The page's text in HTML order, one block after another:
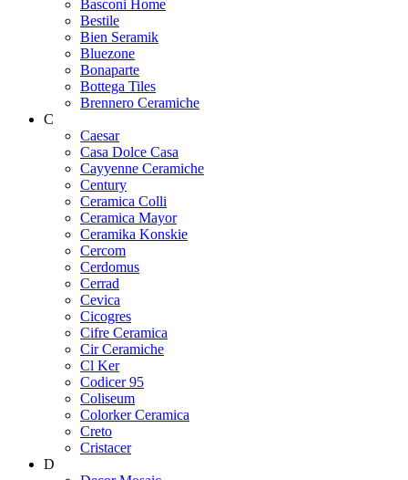
Basconi Home
Bestile
Bien Seramik
Bluezone
Bonaparte
Bottega Tiles
Brennero Ceramiche
C
Caesar
Casa Dolce Casa
Cayyenne Ceramiche
Century
Ceramica Colli
Ceramica Mayor
Ceramika Konskie
Cercom
Cerdomus
Cerrad
Cevica
Cicogres
Cifre Ceramica
Cir Ceramiche
Cl Ker
Codicer 95
Coliseum
Colorker Ceramica
Creto
Cristacer
D